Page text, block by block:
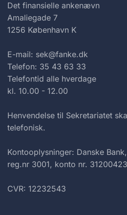
Det finansielle ankenævn
Amaliegade 7
1256 København K
E-mail: sek@fanke.dk
Telefon: 35 43 63 33
Telefontid alle hverdage
kl. 10.00 - 12.00
Henvendelse til Sekretariatet
telefonisk.
Kontooplysninger: Danske Bank,
reg.nr 3001, konto nr.
CVR: 12232543